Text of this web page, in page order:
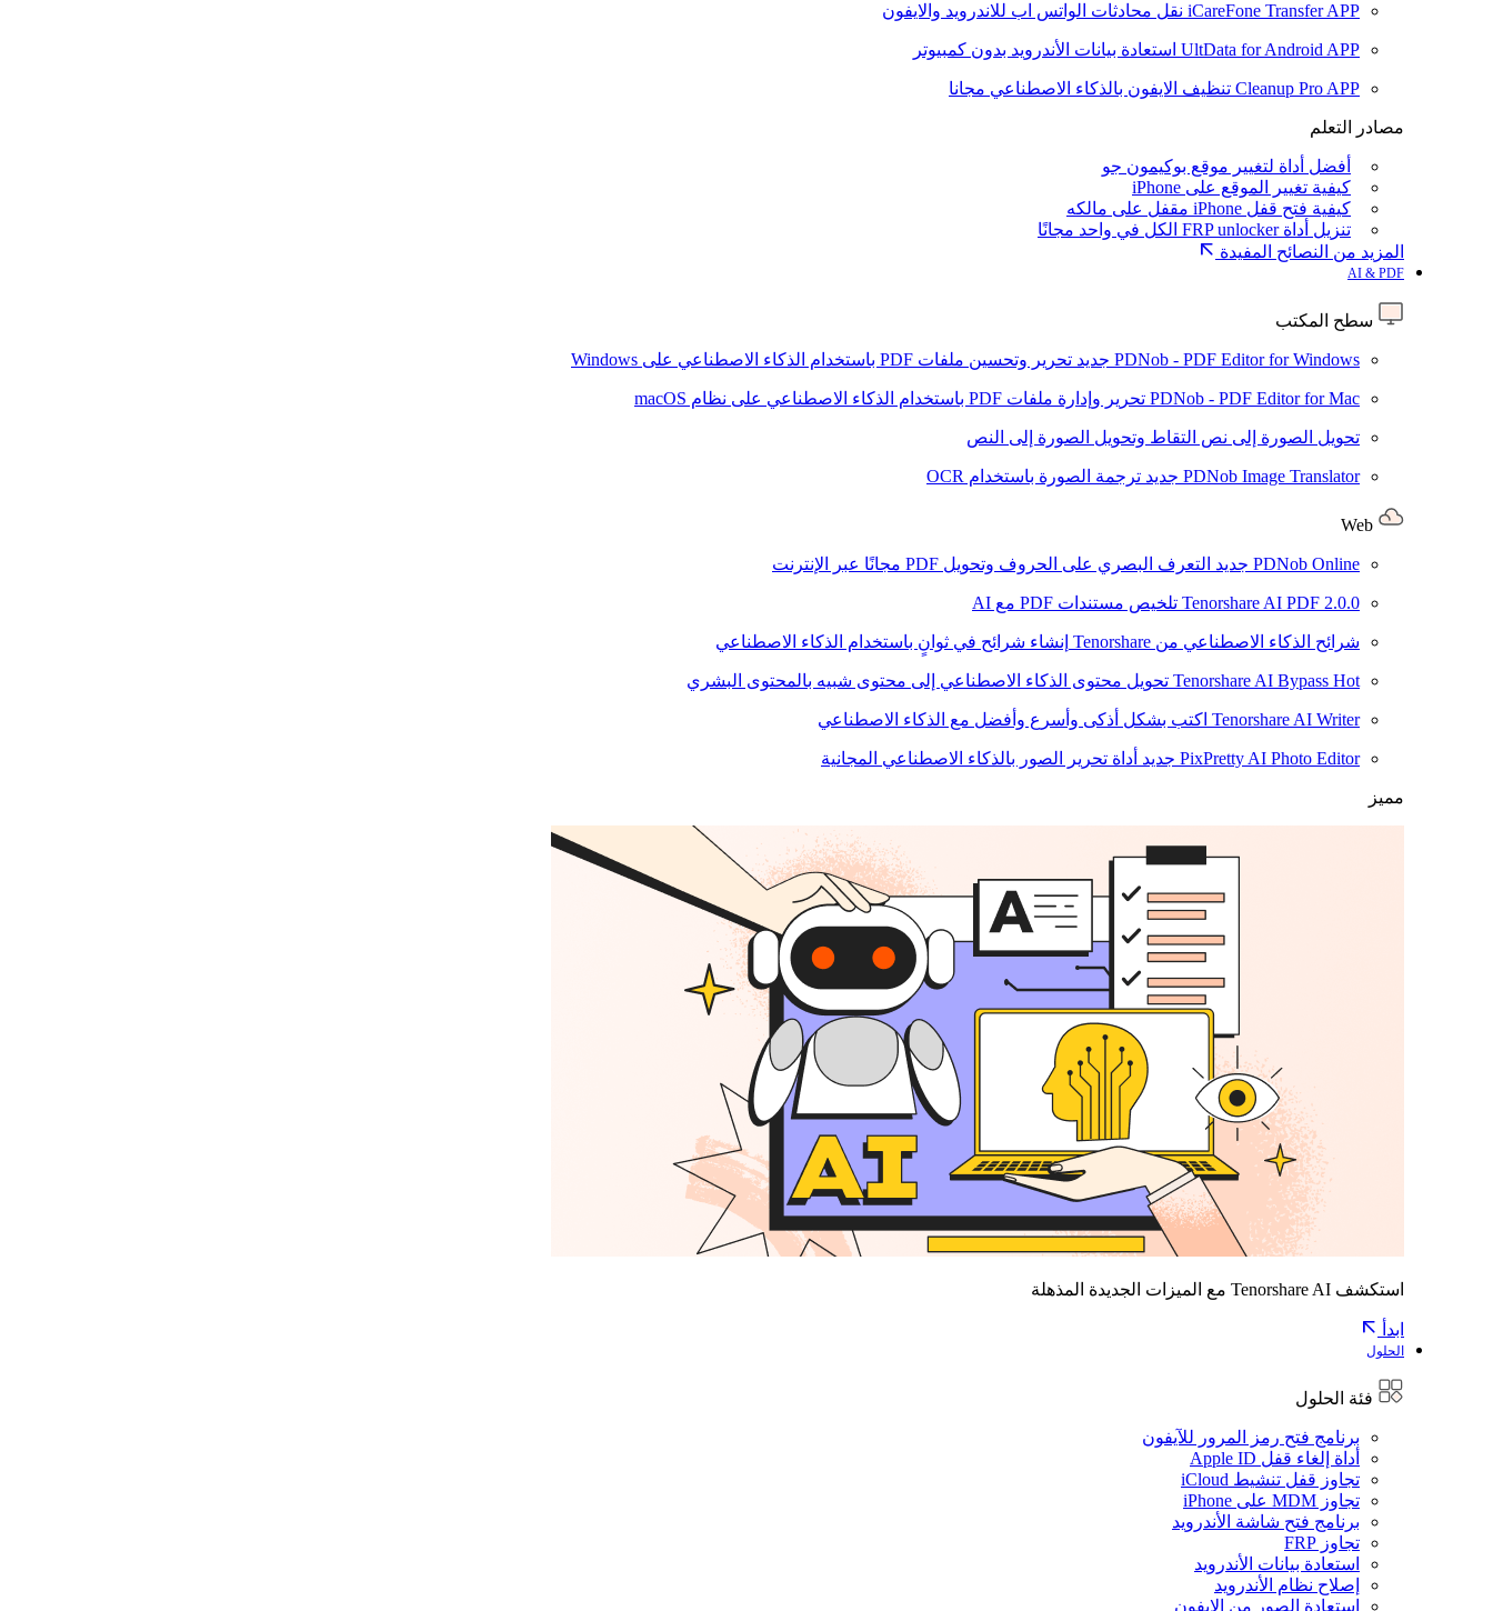
iCareFone Transfer APP نقل محادثات الواتس اب للاندرويد والايفون
UltData for Android APP استعادة بيانات الأندرويد بدون كمبيوتر
Cleanup Pro APP تنظيف الايفون بالذكاء الاصطناعي مجانا
مصادر التعلم
أفضل أداة لتغيير موقع بوكيمون جو
كيفية تغيير الموقع على iPhone
كيفية فتح قفل iPhone مقفل على مالكه
تنزيل أداة FRP unlocker الكل في واحد مجانًا
المزيد من النصائح المفيدة
AI & PDF
سطح المكتب
PDNob - PDF Editor for Windows جديد تحرير وتحسين ملفات PDF باستخدام الذكاء الاصطناعي على Windows
PDNob - PDF Editor for Mac تحرير وإدارة ملفات PDF باستخدام الذكاء الاصطناعي على نظام macOS
تحويل الصورة إلى نص التقاط وتحويل الصورة إلى النص
PDNob Image Translator جديد ترجمة الصورة باستخدام OCR
PDNob Online جديد التعرف البصري على الحروف وتحويل PDF مجانًا عبر الإنترنت
Tenorshare AI PDF 2.0.0 تلخيص مستندات PDF مع AI
شرائح الذكاء الاصطناعي من Tenorshare إنشاء شرائح في ثوانٍ باستخدام الذكاء الاصطناعي
Tenorshare AI Bypass Hot تحويل محتوى الذكاء الاصطناعي إلى محتوى شبيه بالمحتوى البشري
Tenorshare AI Writer اكتب بشكل أذكى وأسرع وأفضل مع الذكاء الاصطناعي
PixPretty AI Photo Editor جديد أداة تحرير الصور بالذكاء الاصطناعي المجانية
مميز
استكشف Tenorshare AI مع الميزات الجديدة المذهلة
ابدأ
الحلول
فئة الحلول
برنامج فتح رمز المرور للآيفون
أداة إلغاء قفل Apple ID
تجاوز قفل تنشيط iCloud
تجاوز MDM على iPhone
برنامج فتح شاشة الأندرويد
تجاوز FRP
استعادة بيانات الأندرويد
إصلاح نظام الأندرويد
استعادة الصور من الايفون